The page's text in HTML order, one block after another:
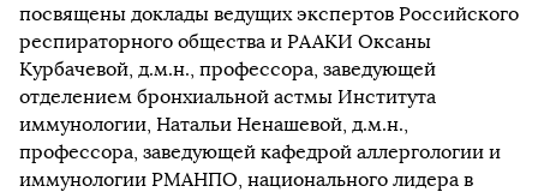
посвящены доклады ведущих экспертов Российского
респираторного общества и РААКИ Оксаны
Курбачевой, д.м.н., профессора, заведующей
отделением бронхиальной астмы Института
иммунологии, Натальи Ненашевой, д.м.н.,
профессора, заведующей кафедрой аллергологии и
иммунологии РМАНПО, национального лидера в